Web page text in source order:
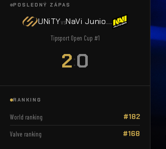
POSLEDNÝ ZÁPAS
UNiTYvs NaVi Juniors
Tipsport Open Cup #1
2:0
RANKING
World ranking #182
Valve ranking #168